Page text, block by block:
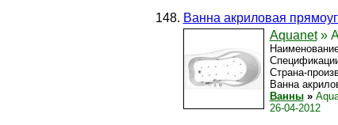
Ванна акриловая
Aquanet»
Страна-
Ванна
Ванны »
26-04-2012